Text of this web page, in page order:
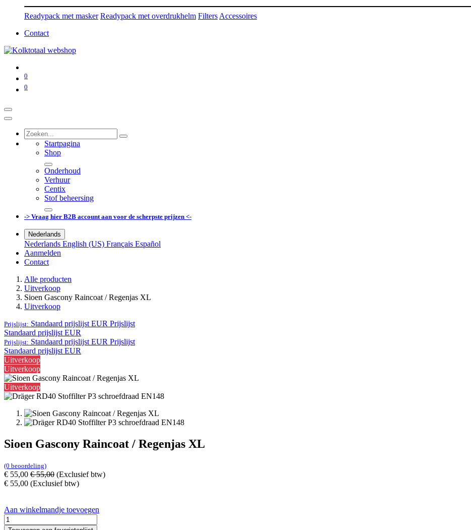
Readypack met masker Readypack met overdrukhelm Filters Accessoires
Contact
0
0
Startpagina
Shop
Onderhoud
Verhuur
Centix
Stof beheersing
-> Vraag hier B2B account aan voor de scherpste prijzen <-
Nederlands
Nederlands English (US) Français Español
Aanmelden
Contact
Alle producten
Uitverkoop
Sioen Gascony Raincoat / Regenjas XL
Uitverkoop
Prijslijst: Standaard prijslijst EUR Prijslijst
Standaard prijslijst EUR
Prijslijst: Standaard prijslijst EUR Prijslijst
Standaard prijslijst EUR
Uitverkoop
Uitverkoop
Uitverkoop
Sioen Gascony Raincoat / Regenjas XL
(0 beoordeling)
€ 55,00 €55,00 (Exclusief btw)
€ 55,00 (Exclusief btw)
Aan winkelmandje toevoegen